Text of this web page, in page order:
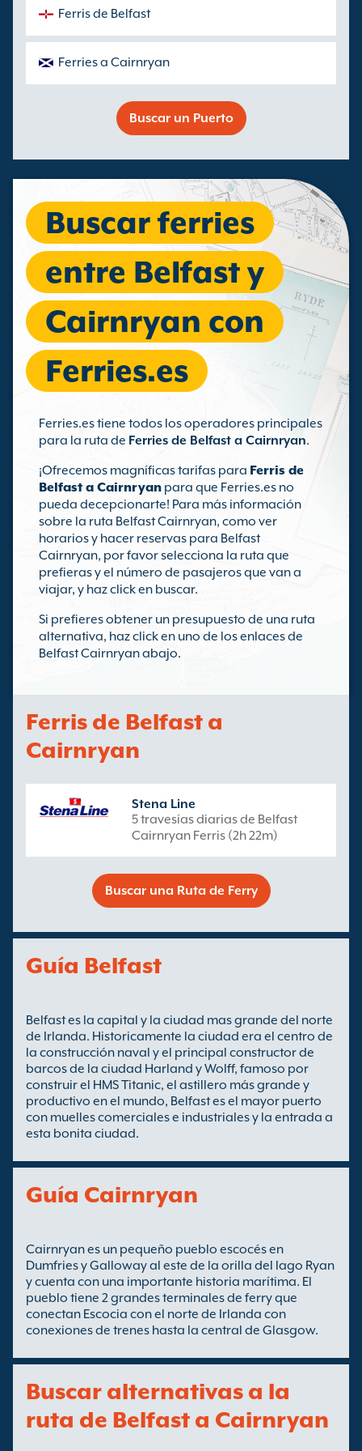
Ferris de Belfast
Ferries a Cairnryan
Buscar un Puerto
Buscar ferries
entre Belfast y
Cairnryan con
Ferries.es
Ferries.es tiene todos los operadores principales
para la ruta de Ferries de Belfast a Cairnryan.
¡Ofrecemos magníficas tarifas para Ferris de
Belfast a Cairnryan para que Ferries.es no
pueda decepcionarte! Para más información
sobre la ruta Belfast Cairnryan, como ver
horarios y hacer reservas para Belfast
Cairnryan, por favor selecciona la ruta que
prefieras y el número de pasajeros que van a
viajar, y haz click en buscar.
Si prefieres obtener un presupuesto de una ruta
alternativa, haz click en uno de los enlaces de
Belfast Cairnryan abajo.
Ferris de Belfast a
Cairnryan
Stena Line
5 travesías diarias de Belfast
Cairnryan Ferris (2h 22m)
Buscar una Ruta de Ferry
Guía Belfast
Belfast es la capital y la ciudad mas grande del norte
de Irlanda. Historicamente la ciudad era el centro de
la construcción naval y el principal constructor de
barcos de la ciudad Harland y Wolff, famoso por
construir el HMS Titanic, el astillero más grande y
productivo en el mundo, Belfast es el mayor puerto
con muelles comerciales e industriales y la entrada a
esta bonita ciudad.
Guía Cairnryan
Cairnryan es un pequeño pueblo escocés en
Dumfries y Galloway al este de la orilla del lago Ryan
y cuenta con una importante historia marítima. El
pueblo tiene 2 grandes terminales de ferry que
conectan Escocia con el norte de Irlanda con
conexiones de trenes hasta la central de Glasgow.
Buscar alternativas a la
ruta de Belfast a Cairnryan